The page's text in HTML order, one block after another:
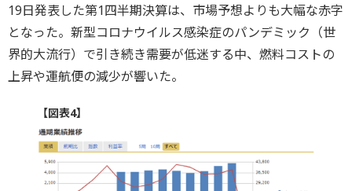
19日発表した第1四半期決算は、市場予想よりも大幅な赤字
となった。新型コロナウイルス感染症のパンデミック（世
界的大流行）で引き続き需要が低迷する中、燃料コストの
上昇や運航便の減少が響いた。
【図表4】